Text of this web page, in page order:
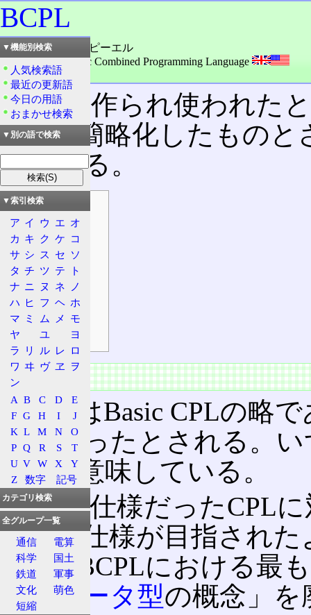
BCPL
読み：ビースィーピーエル
外語：BCPL: Basic Combined Programming Language
品詞：名詞
かつて作られ使われた
CPLを簡略化したものと
っている。
概要
特徴
変遷
CPL→BCPL
BCPL→B
B→C
BCPL→C
概要
BCPLはBasic CPLの略
の略だったとされる。
CPLを意味している。
巨大な仕様だったCPL
た言語仕様が目指され
CPL→BCPLにおける最
た「データ型の概念」
▼機能別検索
人気検索語
最近の更新語
今日の用語
おまかせ検索
▼別の語で検索
▼索引検索
ア イ ウ エ オ
カ キ ク ケ コ
サ シ ス セ ソ
タ チ ツ テ
ト
ナ ニ ヌ ネ
ノ
ハ ヒ フ ヘ ホ
マ ミ ム メ
モ
ヤ
ユ
ヨ
ラ
リ ル レ ロ
ワ ヰ ヴ ヱ
ヲ
ン
A B C D
E
F G H I
J
K L M N
O
P Q R S
T
U V W X
Y
Z
数字 記号
カテゴリ検索
全グループ一覧
通信
電算
科学
国土
鉄道
軍事
文化
萌色
短縮